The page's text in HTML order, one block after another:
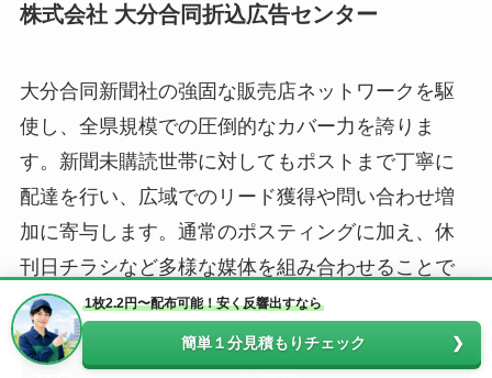
株式会社 大分合同折込広告センター
大分合同新聞社の強固な販売店ネットワークを駆
使し、全県規模での圧倒的なカバー力を誇りま
す。新聞未購読世帯に対してもポストまで丁寧に
配達を行い、広域でのリード獲得や問い合わせ増
加に寄与します。通常のポスティングに加え、休
刊日チラシなど多様な媒体を組み合わせることで
確実な反響率を生み出します。
1枚2.2円〜配布可能！安く反響出すなら
簡単１分見積もりチェック